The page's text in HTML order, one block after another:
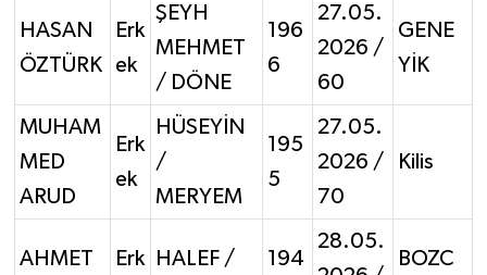
HASAN
ÖZTÜRK
Erk
ek
ŞEYH
MEHMET
/ DÖNE
196
6
27.05.
2026 /
60
GENE
YİK
MUHAM
MED
ARUD
Erk
ek
HÜSEYİN
/
MERYEM
195
5
27.05.
2026 /
70
Kilis
AHMET
Erk
HALEF /
194
28.05.
BOZC